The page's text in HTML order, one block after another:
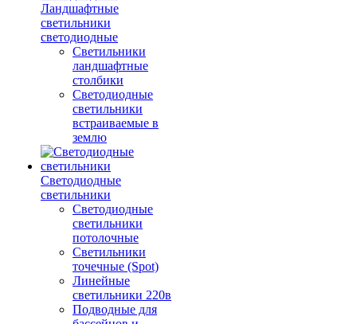
Ландшафтные
светильники
светодиодные
Светильники
ландшафтные
столбики
Светодиодные
светильники
встраиваемые в
землю
Светодиодные
светильники
Светодиодные
светильники
потолочные
Светильники
точечные (Spot)
Линейные
светильники 220в
Подводные для